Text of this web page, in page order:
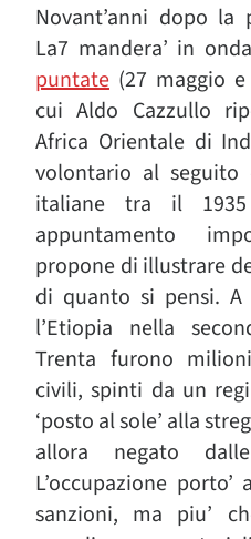
Novant’anni dopo la
La7 mandera’ in
puntate (27 maggio
cui Aldo Cazzullo
Africa Orientale di
volontario al
italiane tra il
appuntamento
propone di illustrare
di quanto si pensi. A
l’Etiopia nella
Trenta furono
civili, spinti da un
‘posto al sole’ alla
allora negato
L’occupazione
sanzioni, ma piu’